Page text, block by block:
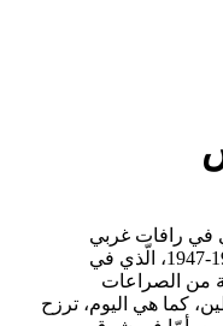
في رافات غربي
القدس البطريرك لويس برلسينا 1920-1947، الّذي في
من الصراعات
كما هي اليوم، ترزح